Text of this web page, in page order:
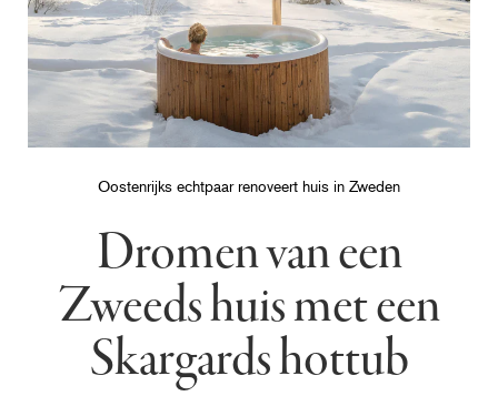
Oostenrijks echtpaar renoveert huis in Zweden
Dromen van een
Zweeds huis met een
Skargards hottub